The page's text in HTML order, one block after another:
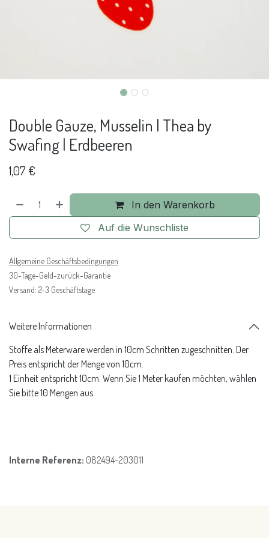
Double Gauze, Musselin | Thea by
Swafing | Erdbeeren
1,07 €
In den Warenkorb
Auf die Wunschliste
Allgemeine Geschäftsbedingungen
30-Tage-Geld-zurück-Garantie
Versand: 2-3 Geschäftstage
Weitere Informationen
Stoffe als Meterware werden in 10cm Schritten zugeschnitten. Der
Preis entspricht der Menge von 10cm.
1 Einheit entspricht 10cm. Wenn Sie 1 Meter kaufen möchten, wählen
Sie bitte 10 Mengen aus.
Interne Referenz: 082494-203011